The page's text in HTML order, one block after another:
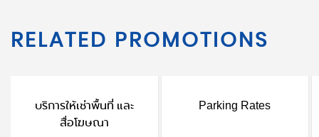
RELATED PROMOTIONS
บริการให้เช่าพื้นที่ และ
สื่อโฆษณา
Parking Rates